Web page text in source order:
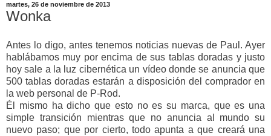
martes, 26 de noviembre de 2013
Wonka
Antes lo digo, antes tenemos noticias nuevas de Paul. Ayer
hablábamos muy por encima de sus tablas doradas y justo
hoy sale a la luz cibernética un vídeo donde se anuncia que
500 tablas doradas estarán a disposición del comprador en
la web personal de P-Rod.
Él mismo ha dicho que esto no es su marca, que es una
simple transición mientras que no anuncia al mundo su
nuevo paso; que por cierto, todo apunta a que creará una